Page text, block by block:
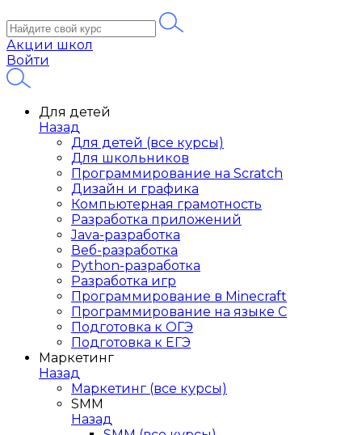
Акции школ
Войти
Для детей
Назад
Для детей (все курсы)
Для школьников
Программирование на Scratch
Дизайн и графика
Компьютерная грамотность
Разработка приложений
Java-разработка
Веб-разработка
Python-разработка
Разработка игр
Программирование в Minecraft
Программирование на языке C
Подготовка к ОГЭ
Подготовка к ЕГЭ
Маркетинг
Назад
Маркетинг (все курсы)
SMM
Назад